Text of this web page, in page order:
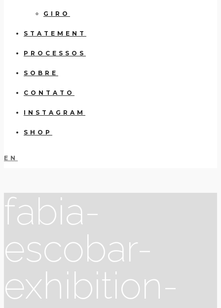
GIRO
STATEMENT
PROCESSOS
SOBRE
CONTATO
INSTAGRAM
SHOP
EN
fabia-
escobar-
exhibition-